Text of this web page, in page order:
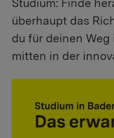
Studium: Finde
überhaupt das
du für deinen
mitten in der